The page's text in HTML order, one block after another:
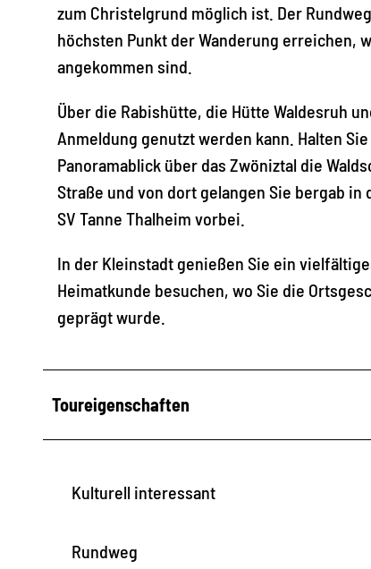
zum Christelgrund möglich ist. Der
höchsten Punkt der Wanderung erreichen,
angekommen sind.
Über die Rabishütte, die Hütte Waldesruh
Anmeldung genutzt werden kann. Halten
Panoramablick über das Zwöniztal die
Straße und von dort gelangen Sie bergab in
SV Tanne Thalheim vorbei.
In der Kleinstadt genießen Sie ein
Heimatkunde besuchen, wo Sie die
geprägt wurde.
Toureigenschaften
Kulturell interessant
Rundweg